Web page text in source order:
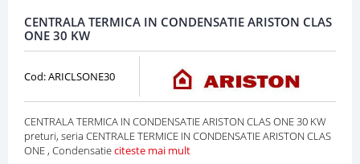
CENTRALA TERMICA IN CONDENSATIE ARISTON CLAS
ONE 30 KW
Cod: ARICLSONE30
CENTRALA TERMICA IN CONDENSATIE ARISTON CLAS ONE 30 KW
preturi, seria CENTRALE TERMICE IN CONDENSATIE ARISTON CLAS
ONE , Condensatieciteste mai mult